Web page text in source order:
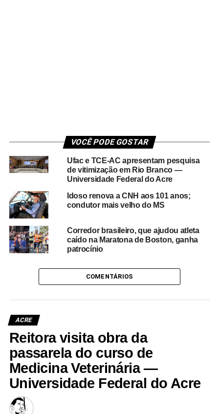
VOCÊ PODE GOSTAR
Ufac e TCE-AC apresentam pesquisa
de vitimização em Rio Branco —
Universidade Federal do Acre
Idoso renova a CNH aos 101 anos;
condutor mais velho do MS
Corredor brasileiro, que ajudou atleta
caído na Maratona de Boston, ganha
patrocínio
COMENTÁRIOS
ACRE
Reitora visita obra da
passarela do curso de
Medicina Veterinária —
Universidade Federal do Acre